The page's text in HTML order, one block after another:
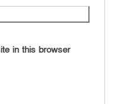
in this browser